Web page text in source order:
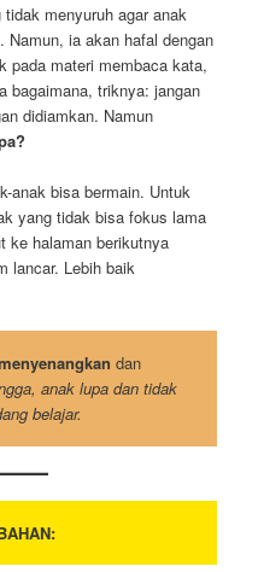
menyuruh agar anak
Namun, ia akan hafal dengan
pada materi membaca kata,
bagaimana, triknya: jangan
didiamkan. Namun
anak bisa bermain. Untuk
yang tidak bisa fokus lama
ke halaman berikutnya
lancar. Lebih baik
dan
anak lupa dan tidak
belajar.